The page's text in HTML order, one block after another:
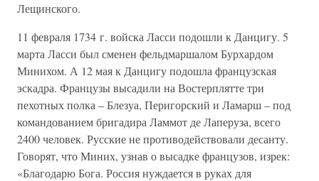
Лещинского.
11 февраля 1734 г. войска Ласси подошли к Данцигу. 5
марта Ласси был сменен фельдмаршалом Бурхардом
Минихом. А 12 мая к Данцигу подошла французская
эскадра. Французы высадили на Востерплятте три
пехотных полка – Блезуа, Перигорский и Ламарш – под
командованием бригадира Ламмот де Лаперуза, всего
2400 человек. Русские не противодействовали десанту.
Говорят, что Миних, узнав о высадке французов, изрек:
«Благодарю Бога. Россия нуждается в руках для